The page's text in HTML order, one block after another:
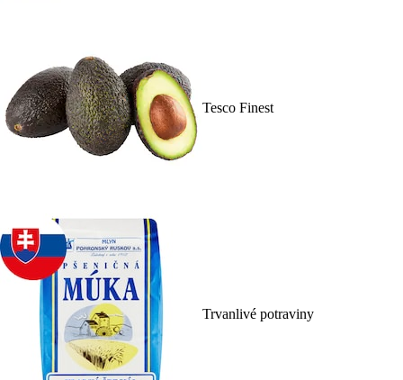
Tesco Finest
Trvanlivé potraviny